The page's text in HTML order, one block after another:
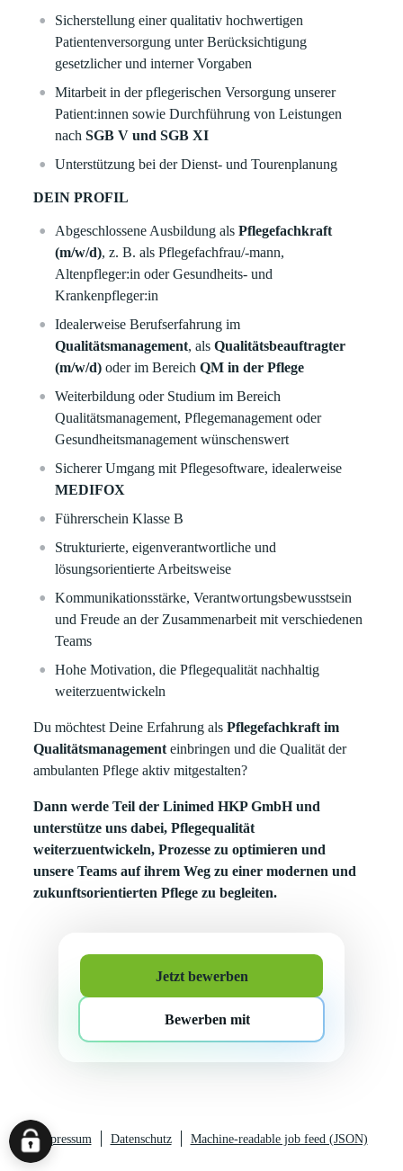
Sicherstellung einer qualitativ hochwertigen
Patientenversorgung unter Berücksichtigung
gesetzlicher und interner Vorgaben
Mitarbeit in der pflegerischen Versorgung unserer
Patient:innen sowie Durchführung von Leistungen
nachSGB V und SGB XI
Unterstützung bei der Dienst- und Tourenplanung
DEIN PROFIL
Abgeschlossene Ausbildung alsPflegefachkraft
(m/w/d), z. B. als Pflegefachfrau/-mann,
Altenpfleger:in oder Gesundheits- und
Krankenpfleger:in
Idealerweise Berufserfahrung im
Qualitätsmanagement, alsQualitätsbeauftragter
(m/w/d) oder im BereichQM in der Pflege
Weiterbildung oder Studium im Bereich
Qualitätsmanagement, Pflegemanagement oder
Gesundheitsmanagement wünschenswert
Sicherer Umgang mit Pflegesoftware, idealerweise
MEDIFOX
Führerschein Klasse B
Strukturierte, eigenverantwortliche und
lösungsorientierte Arbeitsweise
Kommunikationsstärke, Verantwortungsbewusstsein
und Freude an der Zusammenarbeit mit verschiedenen
Teams
Hohe Motivation, die Pflegequalität nachhaltig
weiterzuentwickeln
Du möchtest Deine Erfahrung alsPflegefachkraft im
Qualitätsmanagement einbringen und die Qualität der
ambulanten Pflege aktiv mitgestalten?
Dann werde Teil der Linimed HKP GmbH und
unterstütze uns dabei, Pflegequalität
weiterzuentwickeln, Prozesse zu optimieren und
unsere Teams auf ihrem Weg zu einer modernen und
zukunftsorientierten Pflege zu begleiten.
Jetzt bewerben
Bewerben mit
Impressum Datenschutz Machine-readable job feed (JSON)